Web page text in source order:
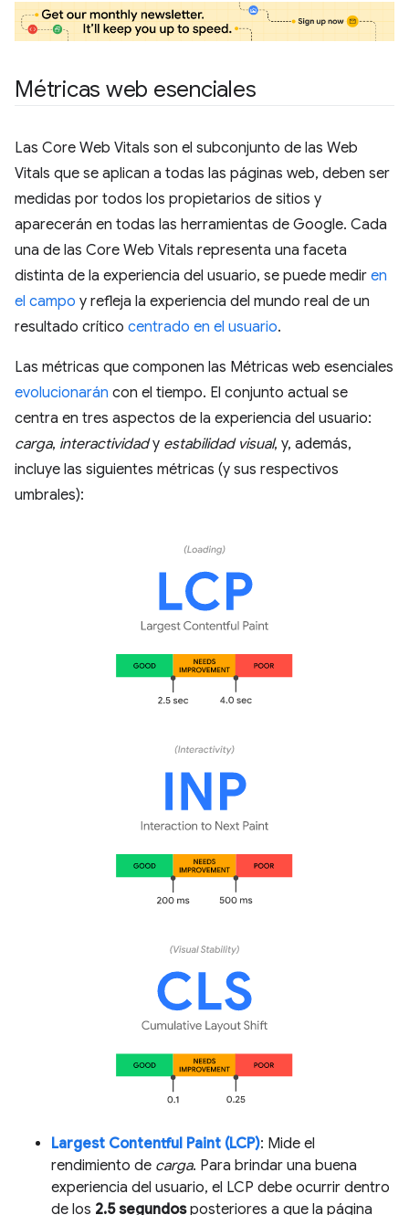
Métricas web esenciales
Las Core Web Vitals son el subconjunto de las Web
Vitals que se aplican a todas las páginas web, deben ser
medidas por todos los propietarios de sitios y
aparecerán en todas las herramientas de Google. Cada
una de las Core Web Vitals representa una faceta
distinta de la experiencia del usuario, se puede medir en
el campo y refleja la experiencia del mundo real de un
resultado crítico centrado en el usuario.
Las métricas que componen las Métricas web esenciales
evolucionarán con el tiempo. El conjunto actual se
centra en tres aspectos de la experiencia del usuario:
carga, interactividady estabilidad visual, y, además,
incluye las siguientes métricas (y sus respectivos
umbrales):
Largest Contentful Paint (LCP): Mide el
rendimiento de carga. Para brindar una buena
experiencia del usuario, el LCP debe ocurrir dentro
de los 2.5 segundosposteriores a que la página